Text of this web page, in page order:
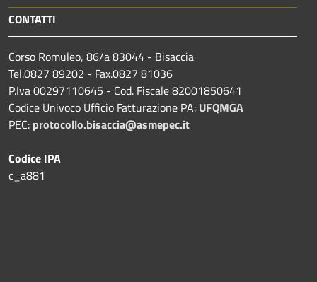
CONTATTI
Corso Romuleo, 86/a 83044 - Bisaccia
Tel.0827 89202 - Fax.0827 81036
P.Iva 00297110645 - Cod. Fiscale 82001850641
Codice Univoco Ufficio Fatturazione PA: UFQMGA
PEC: protocollo.bisaccia@asmepec.it
Codice IPA
c_a881